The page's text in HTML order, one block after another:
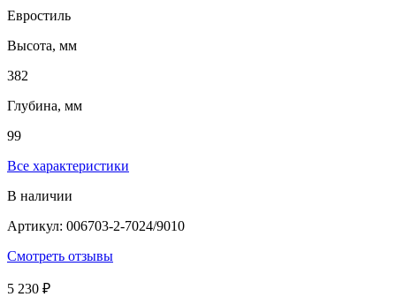
Евростиль
Высота, мм
382
Глубина, мм
99
Все характеристики
В наличии
Артикул: 006703-2-7024/9010
Смотреть отзывы
5 230 ₽